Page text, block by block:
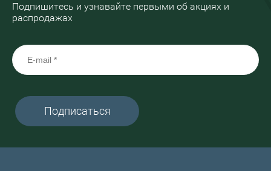
Подпишитесь и узнавайте первыми об акциях и
распродажах
Подписаться